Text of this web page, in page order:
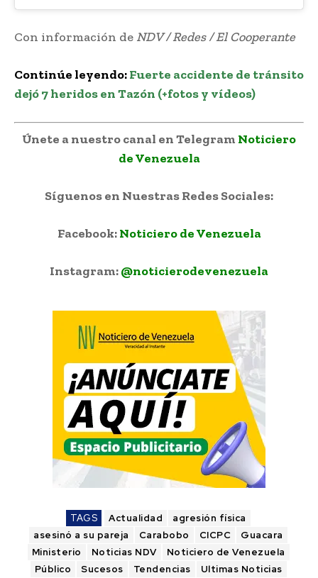
Con información de NDV / Redes / El Cooperante
Continúe leyendo:Fuerte accidente de tránsito
dejó 7 heridos en Tazón (+fotos y vídeos)
Únete a nuestro canal en Telegram Noticiero
de Venezuela
Síguenos en Nuestras Redes Sociales:
Facebook:Noticiero de Venezuela
Instagram:@noticierodevenezuela
TAGS Actualidad
agresión física
asesinó a su pareja
Carabobo CICPC
Guacara
Ministerio
Noticias NDV
Noticiero de Venezuela
Público
Sucesos Tendencias
Ultimas Noticias